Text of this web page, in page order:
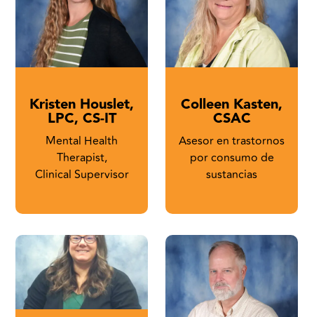
Kristen Houslet,
LPC, CS-IT
Mental Health
Therapist,
Clinical Supervisor
Colleen Kasten,
CSAC
Asesor en trastornos
por consumo de
sustancias